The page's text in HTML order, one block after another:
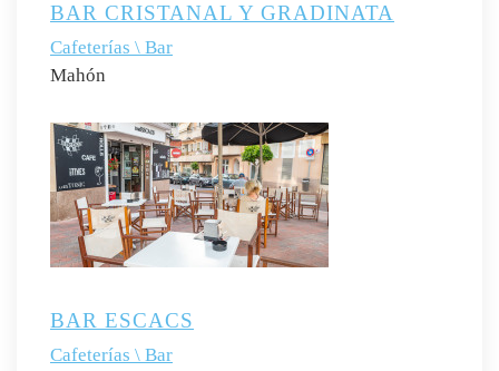
BAR CRISTANAL Y GRADINATA
Cafeterías \ Bar
Mahón
BAR ESCACS
Cafeterías \ Bar